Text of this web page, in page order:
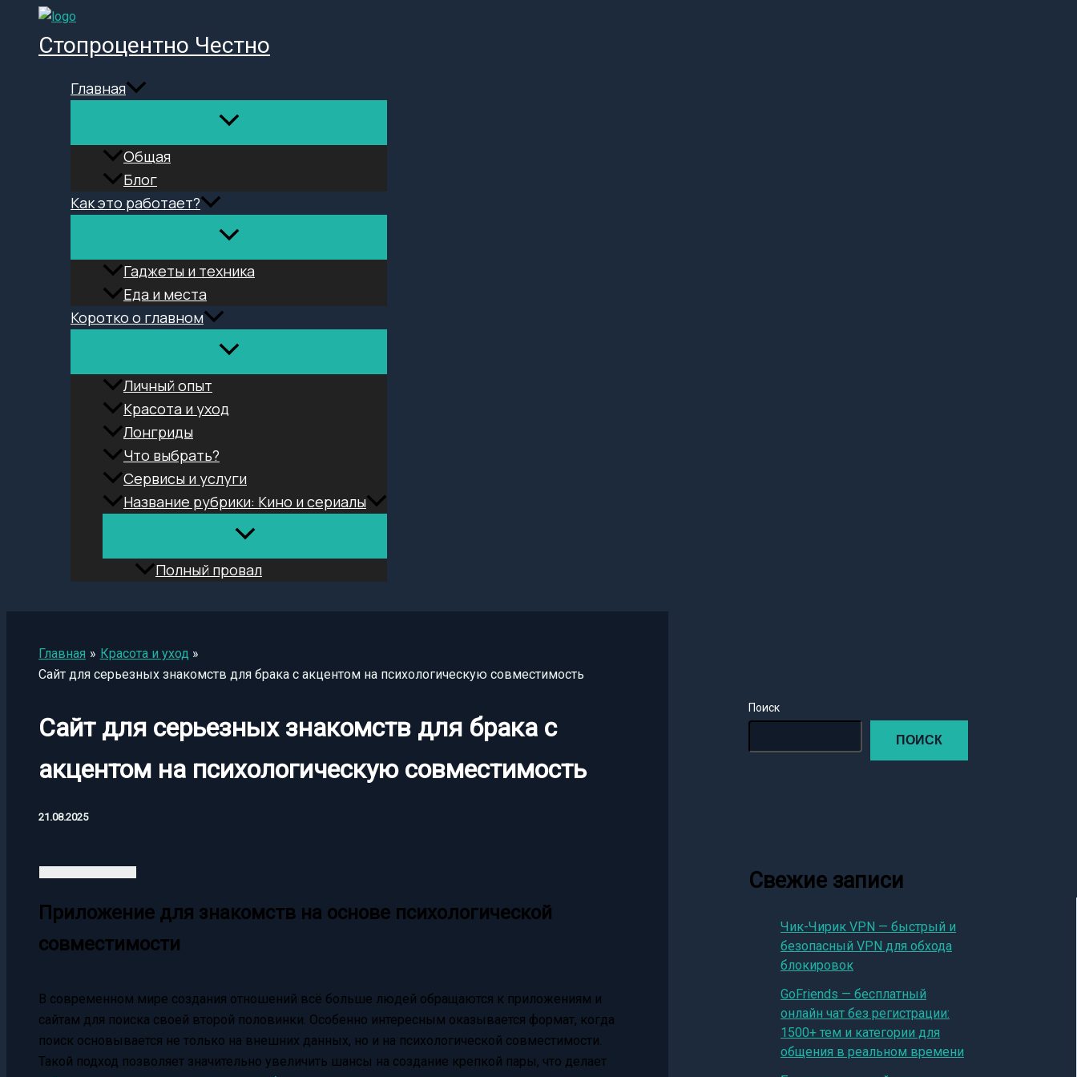
Перейти
содержимому
Стопроцентно Честно
Главная
Общая
Блог
Как это работает?
Гаджеты и техника
Еда и места
Коротко о главном
Личный опыт
Красота и уход
Лонгриды
Что выбрать?
Сервисы и услуги
Название рубрики: Кино и сериалы
Полный провал
Главная
Красота и уход
Сайт для серьезных знакомств для брака с акцентом на психологическую совместимость
Сайт для серьезных знакомств для брака с
акцентом на психологическую совместимость
21.08.2025
Приложение для знакомств на основе психологической
совместимости
В современном мире создания отношений всё больше людей обращаются к приложениям и
сайтам для поиска своей второй половинки. Особенно интересным оказывается формат, когда
поиск основывается не только на внешних данных, но и на психологической совместимости.
Такой подход позволяет значительно увеличить шансы на создание крепкой пары, что делает
Поиск
ПОИСК
Свежие записи
Чик-Чирик VPN — быстрый и
безопасный VPN для обхода
блокировок
GoFriends — бесплатный
онлайн чат без регистрации:
1500+ тем и категории для
общения в реальном времени